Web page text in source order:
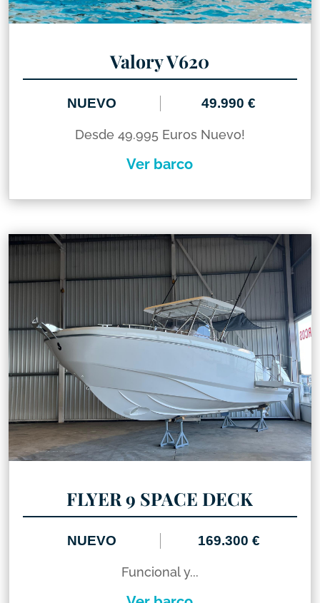
Valory V620
NUEVO 49.990 €
Desde 49.995 Euros Nuevo!
Ver barco
FLYER 9 SPACE DECK
NUEVO 169.300 €
Funcional y...